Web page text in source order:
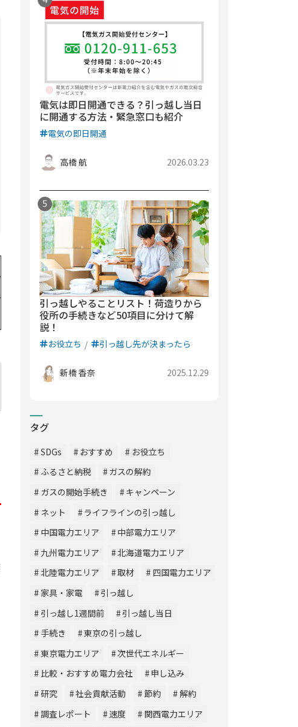
電気は即日開通できる？引っ越し当日
に開通する方法・緊急窓口も紹介
電気の即日開通
高橋 航 2026.03.23
引っ越しやることリスト！荷造りから
役所の手続きなど50項目に分けて解
説！
お役立ち 引っ越し先が決まったら
新橋 香奈 2025.12.29
タグ
SDGs おすすめ
お役立ち
ふるさと納税
ガスの解約
ガスの開始手続き
キャンペーン
ネット
ライフラインの引っ越し
中国電力エリア
中部電力エリア
九州電力エリア
北海道電力エリア
北陸電力エリア
取材
四国電力エリア
家具・家電
引っ越し
引っ越し1週間前
引っ越し当日
手続き
東京の引っ越し
東京電力エリア
次世代エネルギー
比較・おすすめ電力会社
申し込み
研究
社会貢献活動 節約
解約
調査レポート
速度
関西電力エリア